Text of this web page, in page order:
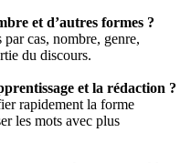
et d’autres formes ?
cas, nombre, genre,
du discours.
et la rédaction ?
rapidement la forme
les mots avec plus